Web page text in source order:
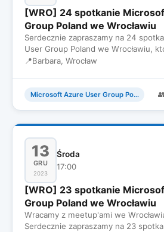
[WRO] 24 spotkanie
Group Poland we Wrocławiu
Serdecznie zapraszamy na 24
User Group Poland we Wrocławiu,
Lutego we Wt…
📍Barbara, Wrocław
Microsoft Azure User Group Poland
13
GRU
2023
Środa
17:00
[WRO] 23 spotkanie
Group Poland we Wrocławiu
Wracamy z meetup'ami we
Serdecznie zapraszamy na 23